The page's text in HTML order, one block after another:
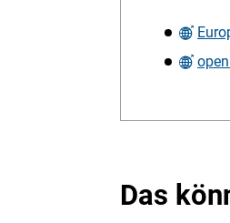
Das